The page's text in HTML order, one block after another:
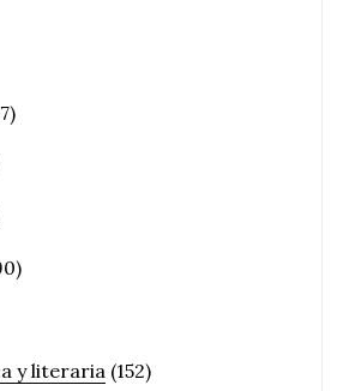
y literaria (152)